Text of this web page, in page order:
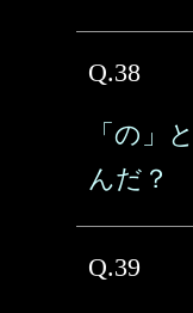
Q.38
「の」
んだ？
Q.39